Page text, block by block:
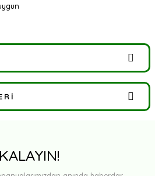
ilk yorumu siz yapın!